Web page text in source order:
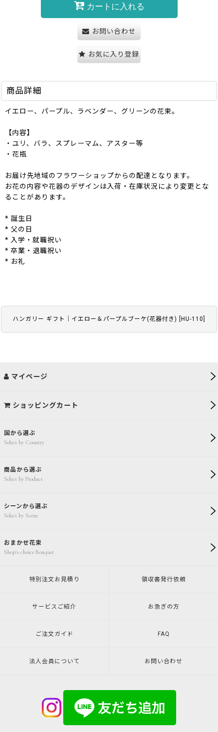
ハンガリー ギフト｜イエロー＆パープルブーケ(花器付き) HU-110
カートに入れる
お問い合わせ
お気に入り登録
商品詳細
イエロー、パープル、ラベンダー、グリーンの花束。
【内容】
・ユリ、バラ、スプレーマム、アスター等
・花瓶
お届け先地域のフラワーショップからの配達となります。
お花の内容や花器のデザインは入荷・在庫状況により変更とな
ることがあります。
* 誕生日
* 父の日
* 入学・就職祝い
* 卒業・退職祝い
* お礼
国から選ぶ
Select by Country
商品から選ぶ
Select by Product
シーンから選ぶ
Select by Scene
おまかせ花束
Shop's choice Bouquet
マイページ
ショッピングカート
特別注文 お見積り 領収書発行依頼
サービスご紹介 お急ぎの方
ご注文ガイド FAQ
法人会員について お問い合わせ